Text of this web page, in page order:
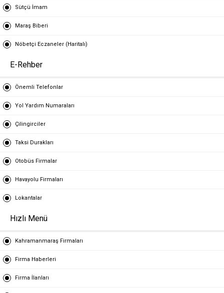
Sütçü İmam
Maraş Biberi
Nöbetçi Eczaneler (Haritalı)
E-Rehber
Önemli Telefonlar
Yol Yardım Numaraları
Çilingirciler
Taksi Durakları
Otobüs Firmalar
Havayolu Firmaları
Lokantalar
Hızlı Menü
Kahramanmaraş Firmaları
Firma Haberleri
Firma İlanları